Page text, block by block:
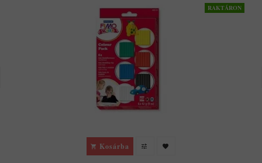
RAKTÁRON
Kosárba